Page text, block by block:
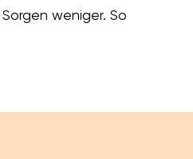
weniger. So